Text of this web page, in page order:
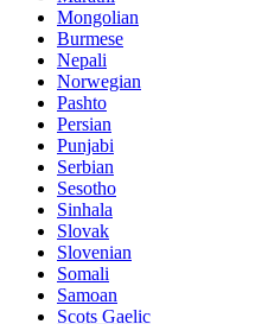
Mongolian
Burmese
Nepali
Norwegian
Pashto
Persian
Punjabi
Serbian
Sesotho
Sinhala
Slovak
Slovenian
Somali
Samoan
Scots Gaelic